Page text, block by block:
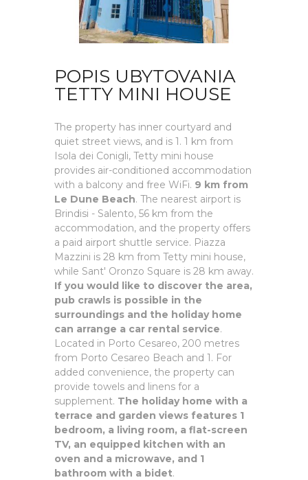
POPIS UBYTOVANIA
TETTY MINI HOUSE
The property has inner courtyard and
quiet street views, and is 1. 1 km from
Isola dei Conigli, Tetty mini house
provides air-conditioned accommodation
with a balcony and free WiFi. 9 km from
Le Dune Beach. The nearest airport is
Brindisi - Salento, 56 km from the
accommodation, and the property offers
a paid airport shuttle service. Piazza
Mazzini is 28 km from Tetty mini house,
while Sant' Oronzo Square is 28 km away.
If you would like to discover the area,
pub crawls is possible in the
surroundings and the holiday home
can arrange a car rental service.
Located in Porto Cesareo, 200 metres
from Porto Cesareo Beach and 1. For
added convenience, the property can
provide towels and linens for a
supplement. The holiday home with a
terrace and garden views features 1
bedroom, a living room, a flat-screen
TV, an equipped kitchen with an
oven and a microwave, and 1
bathroom with a bidet.